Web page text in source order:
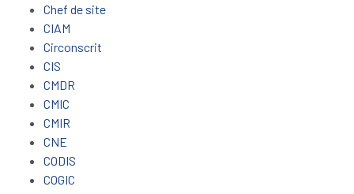
Chef de site
CIAM
Circonscrit
CIS
CMDR
CMIC
CMIR
CNE
CODIS
COGIC